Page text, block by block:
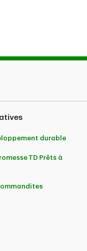
durable
TD Prêts à